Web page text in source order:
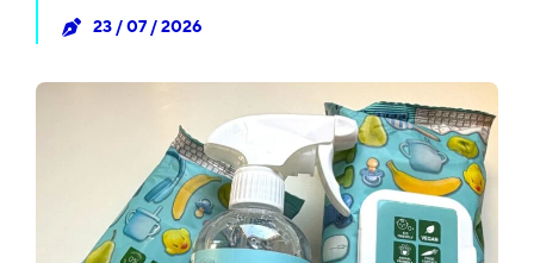
23 / 07 / 2026